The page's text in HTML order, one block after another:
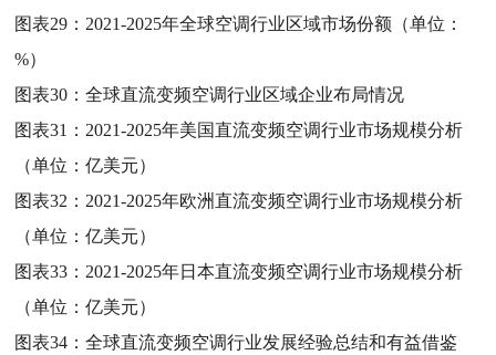
图表29： 2021-2025年全球空调行业区域市场份额（单位：
%）
图表30：全球直流变频空调行业区域企业布局情况
图表31： 2021-2025年美国直流变频空调行业市场规模分析
（单位：亿美元）
图表32： 2021-2025年欧洲直流变频空调行业市场规模分析
（单位：亿美元）
图表33： 2021-2025年日本直流变频空调行业市场规模分析
（单位：亿美元）
图表34：全球直流变频空调行业发展经验总结和有益借鉴